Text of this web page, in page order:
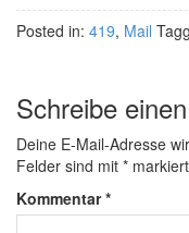
Posted in: 419, Mail
Schreibe
Deine E-Mail-Adresse
Felder sind mit * markiert
Kommentar*